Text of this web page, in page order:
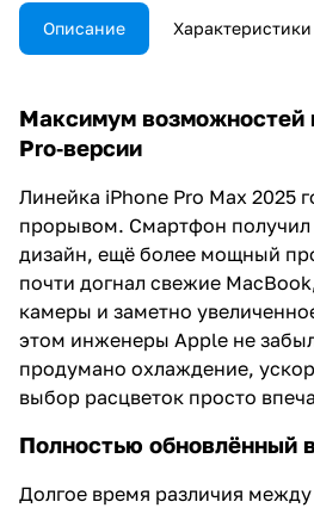
Описание Характеристики
Максимум возможностей
Pro‑версии
Линейка iPhone Pro Max 2025
прорывом. Смартфон
дизайн, ещё более мощный
почти догнал свежие
камеры и заметно
этом инженеры Apple не
продумано охлаждение,
выбор расцветок просто
Полностью обновлённый
Долгое время различия